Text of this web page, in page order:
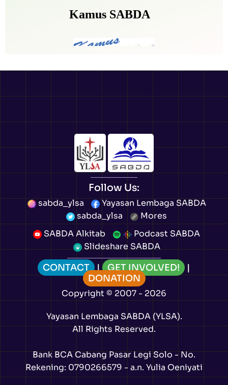
Follow Us:
sabda_ylsa
Yayasan Lembaga SABDA
sabda_ylsa
Mores
SABDA Alkitab
Podcast SABDA
Slideshare SABDA
CONTACT | GET INVOLVED!
|
DONATION
Copyright© 2007 - 2026
Yayasan Lembaga SABDA (YLSA).
All Rights Reserved.
Bank BCA Cabang Pasar Legi Solo - No.
Rekening: 0790266579 - a.n. Yulia Oeniyati